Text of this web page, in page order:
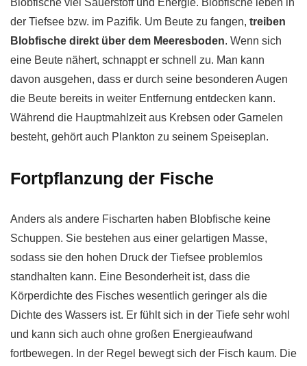
Blobfische viel Sauerstoff und Energie. Blobfische leben in
der Tiefsee bzw. im Pazifik. Um Beute zu fangen, treiben
Blobfische direkt über dem Meeresboden. Wenn sich
eine Beute nähert, schnappt er schnell zu. Man kann
davon ausgehen, dass er durch seine besonderen Augen
die Beute bereits in weiter Entfernung entdecken kann.
Während die Hauptmahlzeit aus Krebsen oder Garnelen
besteht, gehört auch Plankton zu seinem Speiseplan.
Fortpflanzung der Fische
Anders als andere Fischarten haben Blobfische keine
Schuppen. Sie bestehen aus einer gelartigen Masse,
sodass sie den hohen Druck der Tiefsee problemlos
standhalten kann. Eine Besonderheit ist, dass die
Körperdichte des Fisches wesentlich geringer als die
Dichte des Wassers ist. Er fühlt sich in der Tiefe sehr wohl
und kann sich auch ohne großen Energieaufwand
fortbewegen. In der Regel bewegt sich der Fisch kaum. Die